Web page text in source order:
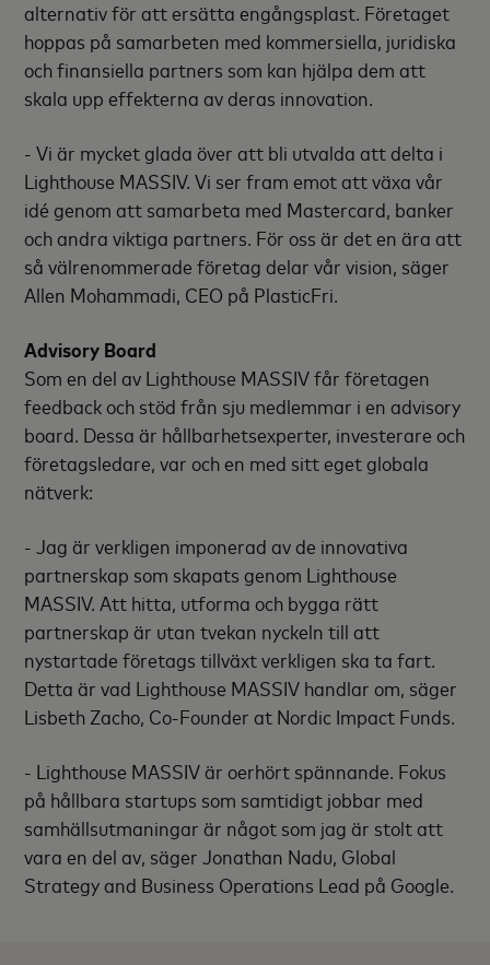
alternativ för att ersätta engångsplast. Företaget
hoppas på samarbeten med kommersiella, juridiska
och finansiella partners som kan hjälpa dem att
skala upp effekterna av deras innovation.
- Vi är mycket glada över att bli utvalda att delta i
Lighthouse MASSIV. Vi ser fram emot att växa vår
idé genom att samarbeta med Mastercard, banker
och andra viktiga partners. För oss är det en ära att
så välrenommerade företag delar vår vision, säger
Allen Mohammadi, CEO på PlasticFri.
Advisory Board
Som en del av Lighthouse MASSIV får företagen
feedback och stöd från sju medlemmar i en advisory
board. Dessa är hållbarhetsexperter, investerare och
företagsledare, var och en med sitt eget globala
nätverk:
- Jag är verkligen imponerad av de innovativa
partnerskap som skapats genom Lighthouse
MASSIV. Att hitta, utforma och bygga rätt
partnerskap är utan tvekan nyckeln till att
nystartade företags tillväxt verkligen ska ta fart.
Detta är vad Lighthouse MASSIV handlar om, säger
Lisbeth Zacho, Co-Founder at Nordic Impact Funds.
- Lighthouse MASSIV är oerhört spännande. Fokus
på hållbara startups som samtidigt jobbar med
samhällsutmaningar är något som jag är stolt att
vara en del av, säger Jonathan Nadu, Global
Strategy and Business Operations Lead på Google.